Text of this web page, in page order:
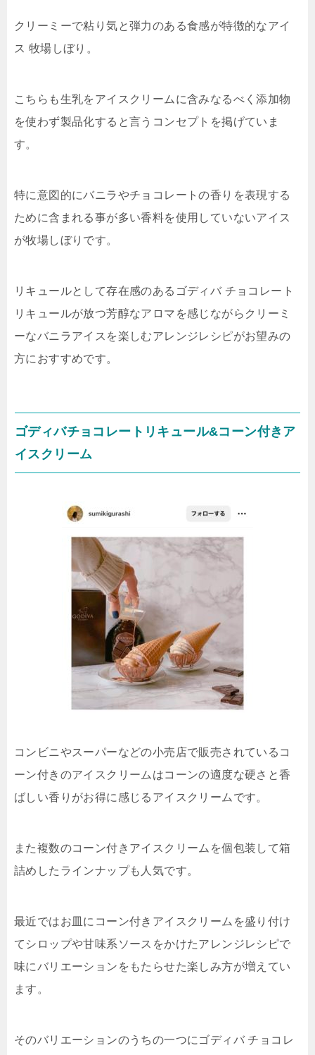
クリーミーで粘り気と弾力のある食感が特徴的なアイ
ス 牧場しぼり。
こちらも生乳をアイスクリームに含みなるべく添加物
を使わず製品化すると言うコンセプトを掲げていま
す。
特に意図的にバニラやチョコレートの香りを表現する
ために含まれる事が多い香料を使用していないアイス
が牧場しぼりです。
リキュールとして存在感のあるゴディバ チョコレート
リキュールが放つ芳醇なアロマを感じながらクリーミ
ーなバニラアイスを楽しむアレンジレシピがお望みの
方におすすめです。
ゴディバチョコレートリキュール&コーン付きア
イスクリーム
コンビニやスーパーなどの小売店で販売されているコ
ーン付きのアイスクリームはコーンの適度な硬さと香
ばしい香りがお得に感じるアイスクリームです。
また複数のコーン付きアイスクリームを個包装して箱
詰めしたラインナップも人気です。
最近ではお皿にコーン付きアイスクリームを盛り付け
てシロップや甘味系ソースをかけたアレンジレシピで
味にバリエーションをもたらせた楽しみ方が増えてい
ます。
そのバリエーションのうちの一つにゴディバ チョコレ